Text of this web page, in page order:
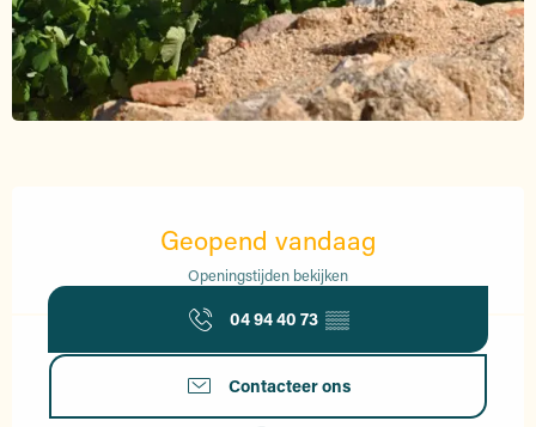
Geopend vandaag
Openingstijden bekijken
04 94 40 73 ▒▒
Contacteer ons